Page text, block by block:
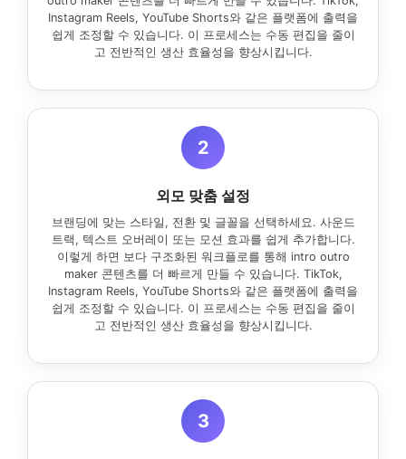
Instagram Reels, YouTube Shorts와 같은 플랫폼에 출력을
쉽게 조정할 수 있습니다. 이 프로세스는 수동 편집을 줄이
고 전반적인 생산 효율성을 향상시킵니다.
2
외모 맞춤 설정
브랜딩에 맞는 스타일, 전환 및 글꼴을 선택하세요. 사운드
트랙, 텍스트 오버레이 또는 모션 효과를 쉽게 추가합니다.
이렇게 하면 보다 구조화된 워크플로를 통해 intro outro
maker 콘텐츠를 더 빠르게 만들 수 있습니다. TikTok,
Instagram Reels, YouTube Shorts와 같은 플랫폼에 출력을
쉽게 조정할 수 있습니다. 이 프로세스는 수동 편집을 줄이
고 전반적인 생산 효율성을 향상시킵니다.
3